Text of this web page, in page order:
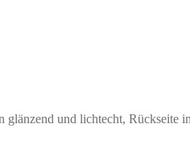
und lichtecht, Rückseite